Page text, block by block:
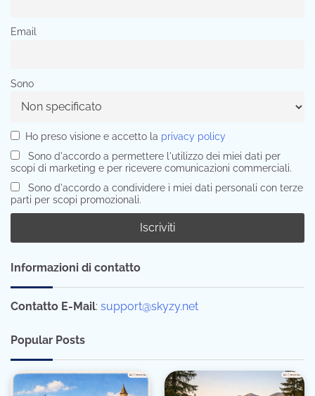
Email
Sono
Ho preso visione e accetto la privacy policy
Sono d'accordo a permettere l'utilizzo dei miei dati per
scopi di marketing e per ricevere comunicazioni commerciali.
Sono d'accordo a condividere i miei dati personali con terze
parti per scopi promozionali.
Informazioni di contatto
Contatto E-Mail: support@skyzy.net
Popular Posts